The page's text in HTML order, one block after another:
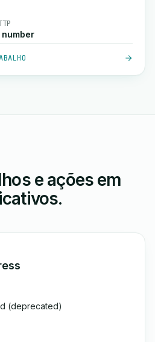
e ações em
(deprecated)